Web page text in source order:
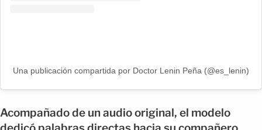
Una publicación compartida por Doctor Lenin Peña (@es_lenin)
Acompañado de un audio original, el modelo